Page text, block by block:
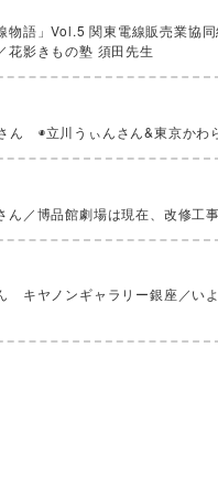
物語」Vol.5 関東電線販売業協
花影きもの塾 須田先生
ん ◉立川うぃんさん&東京かわ
／博品館劇場は現在、改修工事
キヤノンギャラリー銀座／い